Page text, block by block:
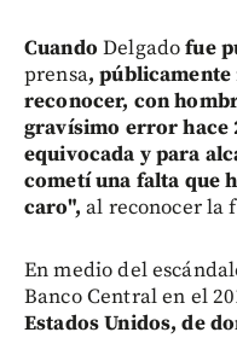
CuandoDelgadofue
prensa, públicamente
reconocer, con
gravísimo error hace
equivocada y para
cometí una falta que
caro", al reconocer la
En medio del
Banco Central en el
Estados Unidos, de